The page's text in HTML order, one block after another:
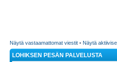
Näytä vastaamattomat viestit • Näytä
LOHIKSEN PESÄN PALVELUSTA